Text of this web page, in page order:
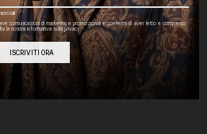
comunicazioni di marketing e promozionali e confermi di aver letto e compreso
la nostra Informativa sulla privacy.